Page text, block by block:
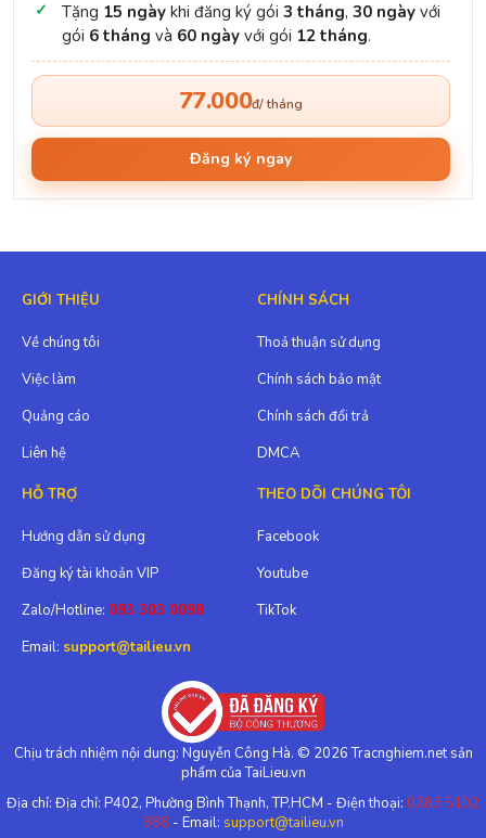
Tặng 15 ngày khi đăng ký gói 3 tháng, 30 ngày với
gói 6 tháng và 60 ngày với gói 12 tháng.
77.000đ/ tháng
Đăng ký ngay
GIỚI THIỆU
Về chúng tôi
Việc làm
Quảng cáo
Liên hệ
CHÍNH SÁCH
Thoả thuận sử dụng
Chính sách bảo mật
Chính sách đổi trả
DMCA
HỖ TRỢ
Hướng dẫn sử dụng
Đăng ký tài khoản VIP
Zalo/Hotline: 093 303 0098
Email: support@tailieu.vn
THEO DÕI CHÚNG TÔI
Facebook
Youtube
TikTok
Chịu trách nhiệm nội dung: Nguyễn Công Hà. © 2026 Tracnghiem.net sản
phẩm của TaiLieu.vn
Địa chỉ: Địa chỉ: P402, Phường Bình Thạnh, TP.HCM - Điện thoại: 0283 5102
888 - Email: support@tailieu.vn